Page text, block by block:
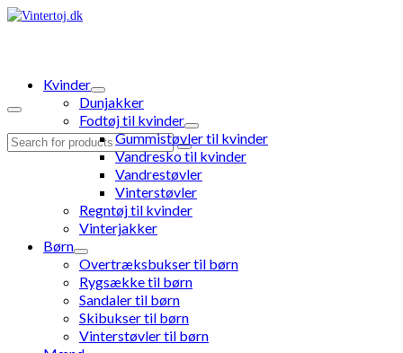
Search
Kvinder
Dunjakker
Fodtøj til kvinder
Gummistøvler til kvinder
Vandresko til kvinder
Vandrestøvler
Vinterstøvler
Regntøj til kvinder
Vinterjakker
Børn
Overtræksbukser til børn
Rygsække til børn
Sandaler til børn
Skibukser til børn
Vinterstøvler til børn